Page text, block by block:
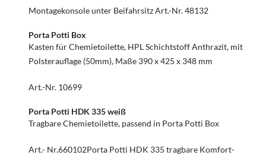
Montagekonsole unter Beifahrsitz Art.-Nr. 48132
Porta Potti Box
Kasten für Chemietoilette, HPL Schichtstoff Anthrazit, mit
Polsterauflage (50mm), Maße 390 x 425 x 348 mm
Art.-Nr. 10699
Porta Potti HDK 335 weiß
Tragbare Chemietoilette, passend in Porta Potti Box
Art.- Nr.660102Porta Potti HDK 335 tragbare Komfort-